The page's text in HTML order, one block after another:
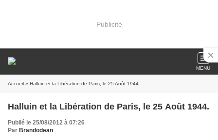
Publicité
MENU
Accueil » Halluin et la Libération de Paris, le 25 Août 1944.
Halluin et la Libération de Paris, le 25 Août 1944.
Publié le 25/08/2012 à 07:26
Par Brandodean